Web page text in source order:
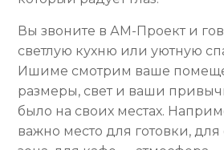
Вы звоните в АМ-Проект и
светлую кухню или уютную
Ишиме смотрим ваше
размеры, свет и ваши
было на своих местах.
важно место для готовки,